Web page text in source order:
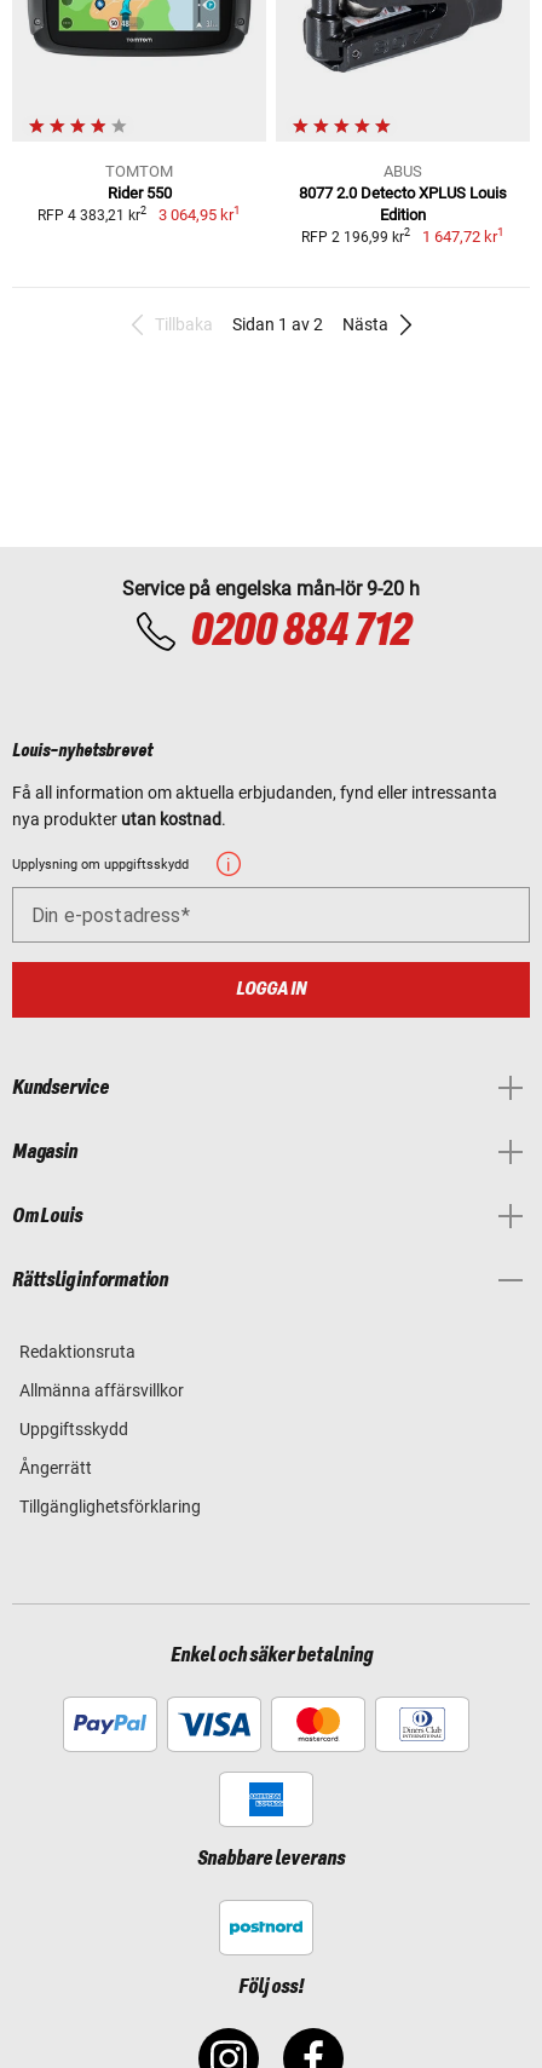
TOMTOM
Rider 550
RFP 4 383,21 kr2 3 064,95 kr1
ABUS
8077 2.0 Detecto XPLUS Louis
Edition
RFP 2 196,99 kr2 1 647,72 kr1
Tillbaka Sidan 1 av 2 Nästa
Service på engelska mån-lör 9-20 h
0200 884 712
Louis-nyhetsbrevet
Få all information om aktuella erbjudanden, fynd eller intressanta
nya produkter utan kostnad.
Upplysning om uppgiftsskydd
Din e-postadress
LOGGA IN
Kundservice
Magasin
Om Louis
Rättslig information
Redaktionsruta
Allmänna affärsvillkor
Uppgiftsskydd
Ångerrätt
Tillgänglighetsförklaring
Enkel och säker betalning
Snabbare leverans
Följ oss!